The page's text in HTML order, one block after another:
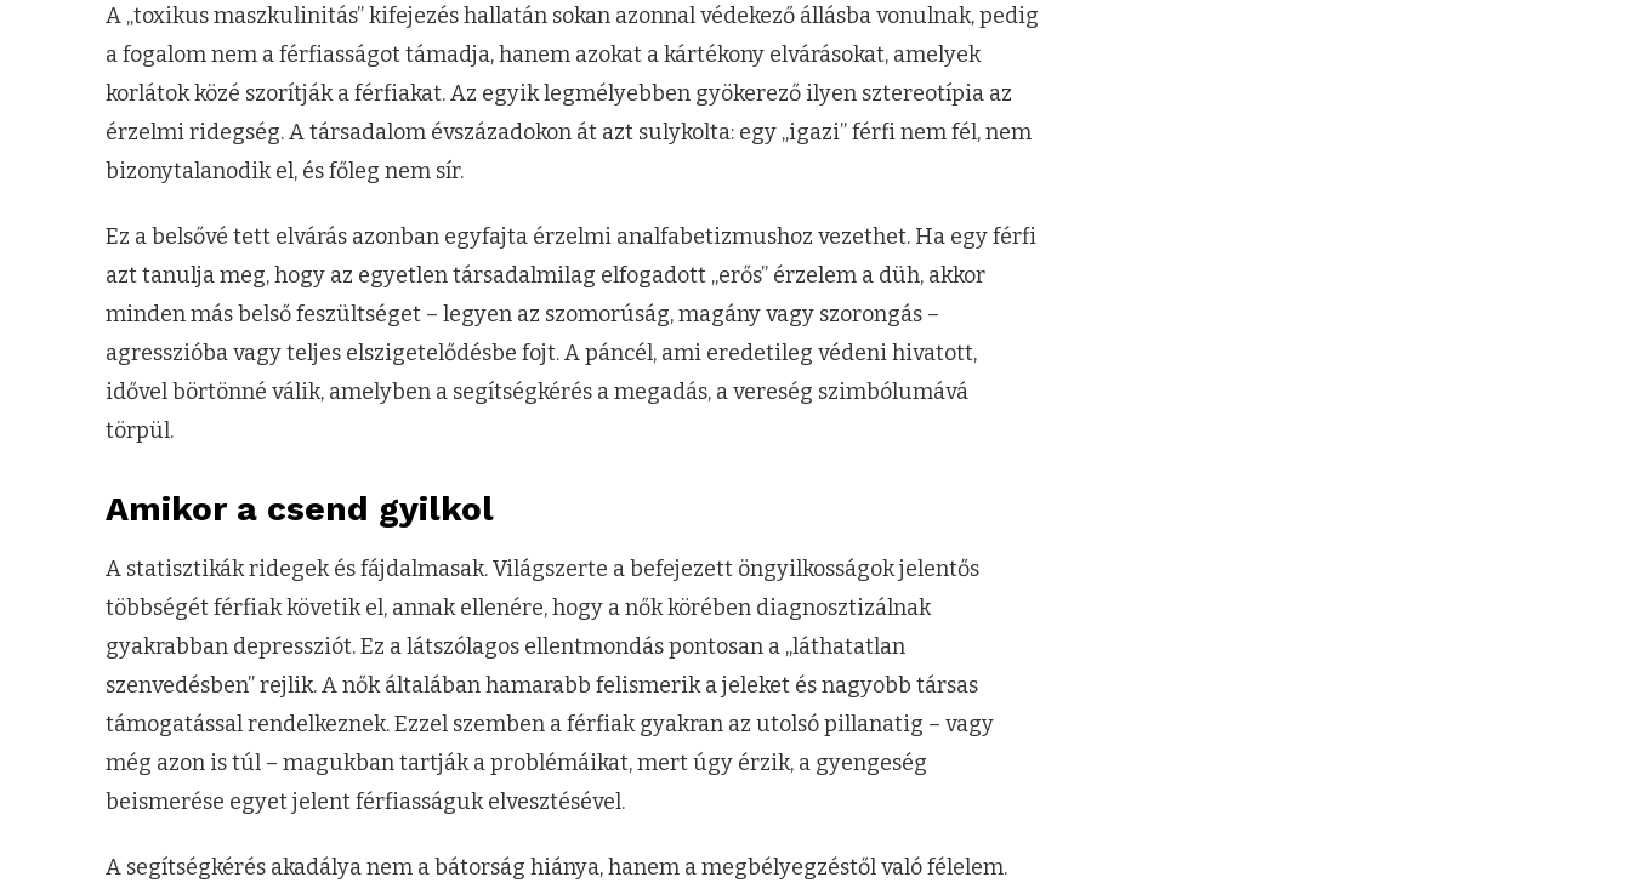
A „toxikus maszkulinitás” kifejezés hallatán sokan azonnal védekező állásba vonulnak, pedig
a fogalom nem a férfiasságot támadja, hanem azokat a kártékony elvárásokat, amelyek
korlátok közé szorítják a férfiakat. Az egyik legmélyebben gyökerező ilyen sztereotípia az
érzelmi ridegség. A társadalom évszázadokon át azt sulykolta: egy „igazi” férfi nem fél, nem
bizonytalanodik el, és főleg nem sír.
Ez a belsővé tett elvárás azonban egyfajta érzelmi analfabetizmushoz vezethet. Ha egy férfi
azt tanulja meg, hogy az egyetlen társadalmilag elfogadott „erős” érzelem a düh, akkor
minden más belső feszültséget – legyen az szomorúság, magány vagy szorongás –
agresszióba vagy teljes elszigetelődésbe fojt. A páncél, ami eredetileg védeni hivatott,
idővel börtönné válik, amelyben a segítségkérés a megadás, a vereség szimbólumává
törpül.
Amikor a csend gyilkol
A statisztikák ridegek és fájdalmasak. Világszerte a befejezett öngyilkosságok jelentős
többségét férfiak követik el, annak ellenére, hogy a nők körében diagnosztizálnak
gyakrabban depressziót. Ez a látszólagos ellentmondás pontosan a „láthatatlan
szenvedésben” rejlik. A nők általában hamarabb felismerik a jeleket és nagyobb társas
támogatással rendelkeznek. Ezzel szemben a férfiak gyakran az utolsó pillanatig – vagy
még azon is túl – magukban tartják a problémáikat, mert úgy érzik, a gyengeség
beismerése egyet jelent férfiasságuk elvesztésével.
A segítségkérés akadálya nem a bátorság hiánya, hanem a megbélyegzéstől való félelem.